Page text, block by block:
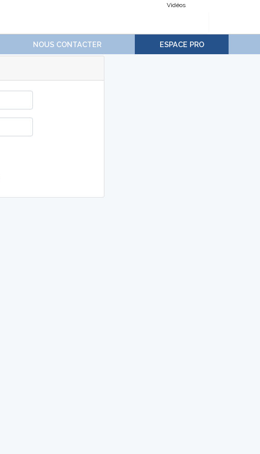
Vidéos
NOUS CONTACTER ESPACE PRO